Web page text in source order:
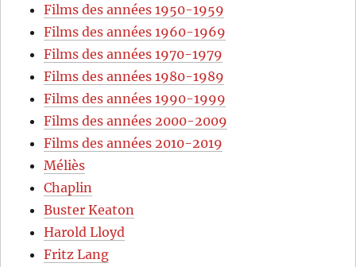
Films des années 1950-1959
Films des années 1960-1969
Films des années 1970-1979
Films des années 1980-1989
Films des années 1990-1999
Films des années 2000-2009
Films des années 2010-2019
Méliès
Chaplin
Buster Keaton
Harold Lloyd
Fritz Lang